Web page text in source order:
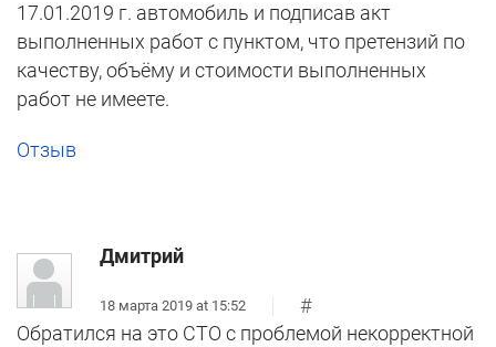
17.01.2019 г. автомобиль и подписав акт
выполненных работ с пунктом, что претензий по
качеству, объёму и стоимости выполненных
работ не имеете.
Отзыв
Дмитрий
18 марта 2019 at 15:52
#
Обратился на это СТО с проблемой некорректной